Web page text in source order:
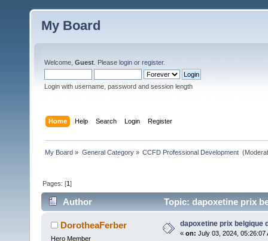
My Board
Welcome, Guest . Please login or register.
Login with username, password and session length
Home Help Search Login Register
My Board » General Category» CCFD Professional Development
Pages: [1]
Author Topic: dapoxetine prix
DorotheaFerber
Hero Member
dapoxetine prix belgique
« on: July 03, 2024, 05:26:07